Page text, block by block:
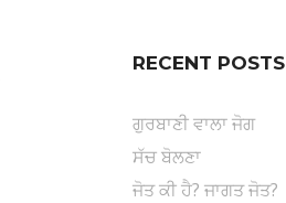
RECENT POSTS
ਗੁਰਬਾਣੀ ਵਾਲਾ ਜੋਗ
ਸੱਚ ਬੋਲਣਾ
ਜੋਤ ਕੀ ਹੈ? ਜਾਗਤ ਜੋਤ?